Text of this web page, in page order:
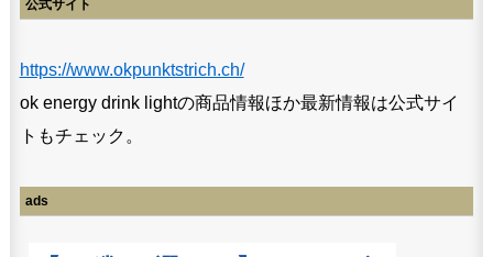
公式サイト
https://www.okpunktstrich.ch/
ok energy drink lightの商品情報ほか最新情報は公式サイ
トもチェック。
ads